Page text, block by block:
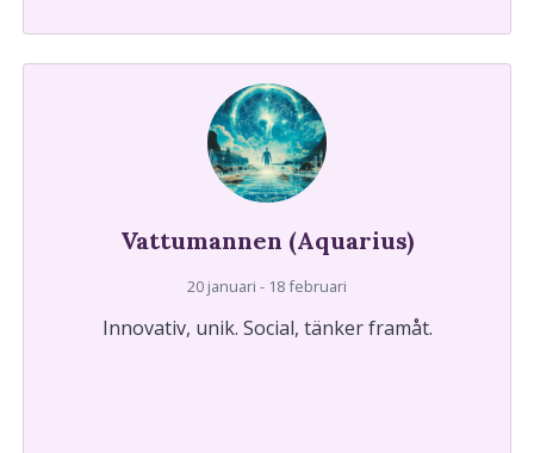
Vattumannen (Aquarius)
20 januari - 18 februari
Innovativ, unik. Social, tänker framåt.